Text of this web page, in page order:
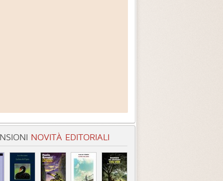
NOVITÀ EDITORIALI